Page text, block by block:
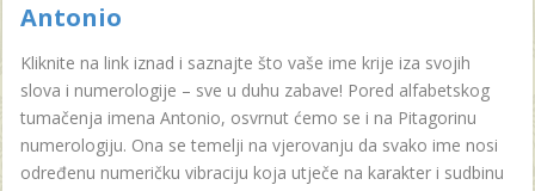
Antonio
Kliknite na link iznad i saznajte što vaše ime krije iza svojih
slova i numerologije – sve u duhu zabave! Pored alfabetskog
tumačenja imena Antonio, osvrnut ćemo se i na Pitagorinu
numerologiju. Ona se temelji na vjerovanju da svako ime nosi
određenu numeričku vibraciju koja utječe na karakter i sudbinu